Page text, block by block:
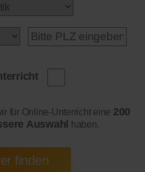
für Online-Unterricht eine 200
Auswahl haben.